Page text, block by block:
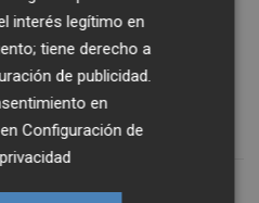
de espacios
todos los jóvenes
verano activo,
interés legítimo en
tiene derecho a
de publicidad
en
enConfiguración de